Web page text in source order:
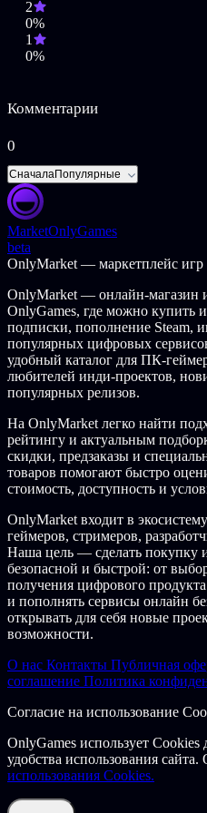
окружением.
Механика RPG / FPS
компьютерных данных, чтобы
этом захватывающем, подлинно
Используйте переключатели,
карточки-ключи и другие
перемещаться по лабиринту
окружающей средой.
ОПИСАНИЕ КОНТЕНТА
Разработчики описывают
Содержит чрезмерное
© 2022 Fulqrum Publishing Ltd.
All rights reserved.
2
0%
1
0%
Комментарии
0
СначалаПопулярные
MarketOnlyGames
beta
OnlyMarket — маркетплейс
OnlyMarket — онлайн-магазин
OnlyGames, где можно
подписки, пополнение Steam,
популярных цифровых
удобный каталог для ПК-
любителей инди-проектов,
популярных релизов.
На OnlyMarket легко найти
рейтингу и актуальным
скидки, предзаказы и
товаров помогают быстро
стоимость, доступность и
OnlyMarket входит в
геймеров, стримеров,
Наша цель — сделать покупку
безопасной и быстрой: от
получения цифрового
и пополнять сервисы онлайн
открывать для себя новые
возможности.
О нас Контакты Публичная
соглашение Политика
Согласие на использование
OnlyGames использует
удобства использования сайта.
использования Cookies.